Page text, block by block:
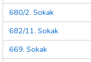
680/2. Sokak
682/11. Sokak
669. Sokak